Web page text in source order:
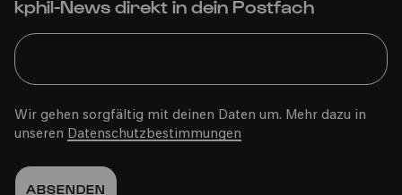
kphil-News direkt in dein Postfach
Wir gehen sorgfältig mit deinen Daten um. Mehr dazu in
unseren Datenschutzbestimmungen